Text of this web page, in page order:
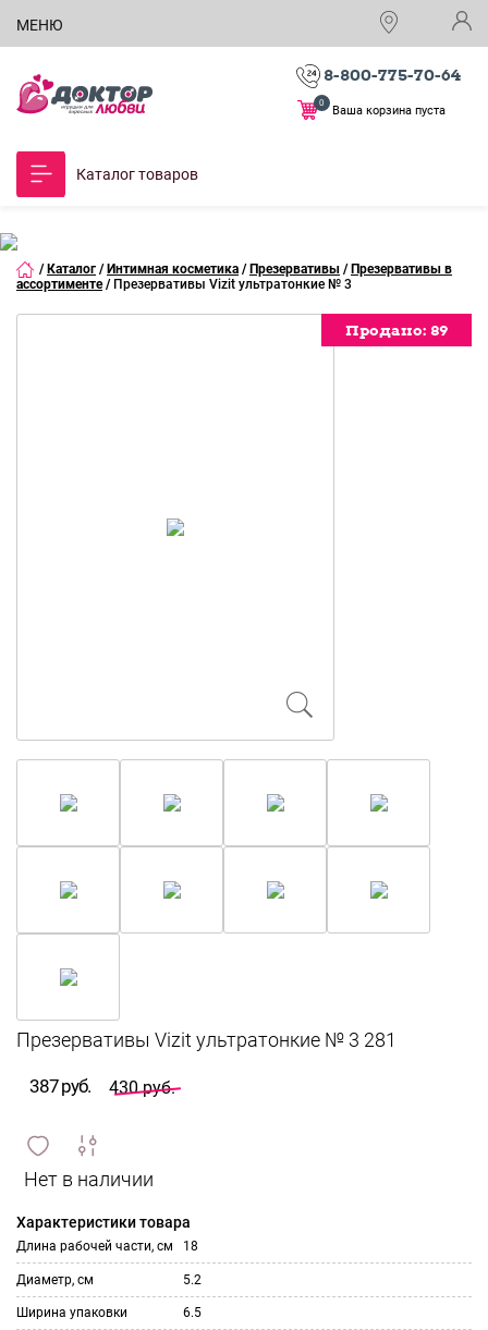
МЕНЮ
8-800-775-70-64
Ваша корзина пуста
0
Каталог товаров
/ Каталог / Интимная косметика / Презервативы / Презервативы в
ассортименте / Презервативы Vizit ультратонкие № 3
Продано: 89
Продано: 89
Продано: 89
Продано: 89
Продано: 89
Продано: 89
Продано: 89
Продано: 89
Продано: 89
387 руб. 430 руб.
и
сравнить
ИЗБРАННОЕ
Характеристики товара
Длина рабочей части, см 18
Диаметр, см 5.2
Ширина упаковки 6.5